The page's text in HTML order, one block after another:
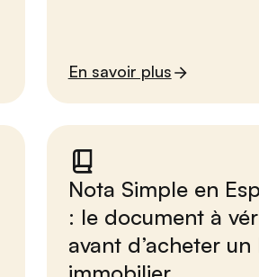
En savoir plus
Nota Simple en
: le document à
avant d’acheter un